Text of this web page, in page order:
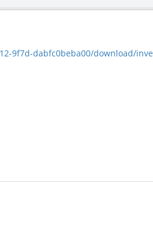
download/invertebrate_2129.jpg